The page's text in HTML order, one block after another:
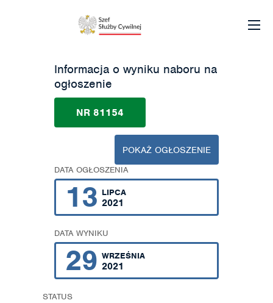
Informacja o wyniku naboru na
ogłoszenie
NR 81154
POKAŻ OGŁOSZENIE
DATA OGŁOSZENIA
13 LIPCA
2021
DATA WYNIKU
29 WRZEŚNIA
2021
STATUS